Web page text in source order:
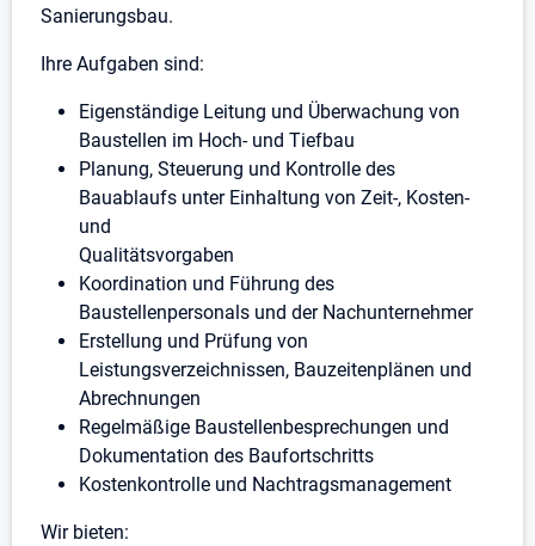
Sanierungsbau.
Ihre Aufgaben sind:
Eigenständige Leitung und Überwachung von
Baustellen im Hoch- und Tiefbau
Planung, Steuerung und Kontrolle des
Bauablaufs unter Einhaltung von Zeit-, Kosten-
und
Qualitätsvorgaben
Koordination und Führung des
Baustellenpersonals und der Nachunternehmer
Erstellung und Prüfung von
Leistungsverzeichnissen, Bauzeitenplänen und
Abrechnungen
Regelmäßige Baustellenbesprechungen und
Dokumentation des Baufortschritts
Kostenkontrolle und Nachtragsmanagement
Wir bieten: